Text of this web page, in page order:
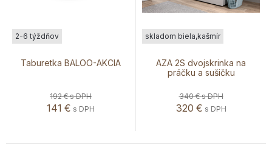
Taburetka BALOO-AKCIA
2-6 týždňov
192 €s DPH
141 € s DPH
AZA 2S dvojskrinka na
práčku a sušičku
skladom biela,kašmír
340 €s DPH
320 € s DPH